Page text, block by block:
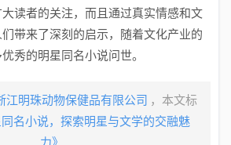
读者的关注，而且通过真实情感和文
带来了深刻的启示，随着文化产业的
秀的明星同名小说问世。
江明珠动物保健品有限公司 ，本文标
同名小说，探索明星与文学的交融魅